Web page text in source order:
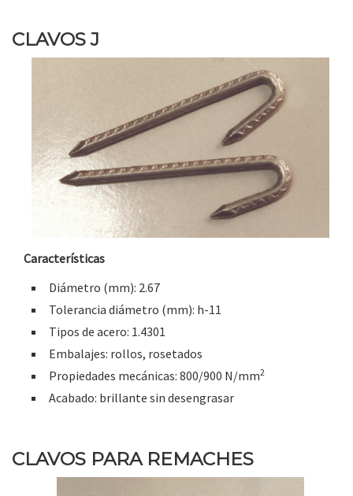
CLAVOS J
Características
Diámetro (mm): 2.67
Tolerancia diámetro (mm): h-11
Tipos de acero: 1.4301
Embalajes: rollos, rosetados
Propiedades mecánicas: 800/900 N/mm2
Acabado: brillante sin desengrasar
CLAVOS PARA REMACHES